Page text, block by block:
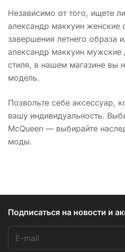
Независимо от того, ищете
александр маккуин женские
завершения летнего образа
александр маккуин мужские
стиля, в нашем магазине вы
модель.
Позвольте себе аксессуар,
вашу индивидуальность.
McQueen — выбирайте
моды.
Подписаться на новости и